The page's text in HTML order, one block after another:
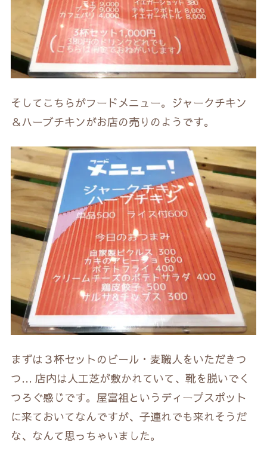
そしてこちらがフードメニュー。ジャークチキン
＆ハーブチキンがお店の売りのようです。
まずは３杯セットのビール・麦職人をいただきつ
つ… 店内は人工芝が敷かれていて、靴を脱いでく
つろぐ感じです。屋富祖というディープスポット
に来ておいてなんですが、子連れでも来れそうだ
な、なんて思っちゃいました。